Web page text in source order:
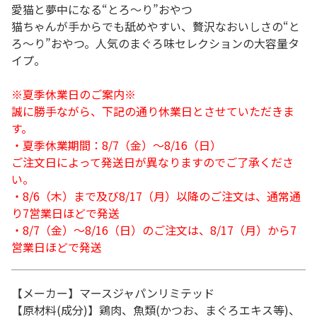
愛猫と夢中になる“とろ～り”おやつ
猫ちゃんが手からでも舐めやすい、贅沢なおいしさの“と
ろ～り”おやつ。人気のまぐろ味セレクションの大容量タ
イプ。
※夏季休業日のご案内※
誠に勝手ながら、下記の通り休業日とさせていただきま
す。
・夏季休業期間：8/7（金）～8/16（日）
ご注文日によって発送日が異なりますのでご了承くださ
い。
・8/6（木）まで及び8/17（月）以降のご注文は、通常通
り7営業日ほどで発送
・8/7（金）～8/16（日）のご注文は、8/17（月）から7
営業日ほどで発送
【メーカー】マースジャパンリミテッド
【原材料(成分)】鶏肉、魚類(かつお、まぐろエキス等)、